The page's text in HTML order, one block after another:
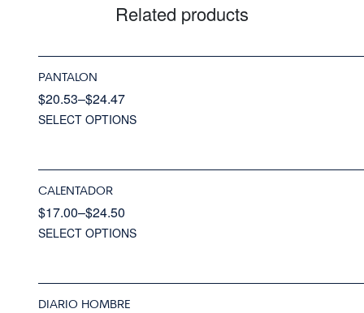
Related products
PANTALON
$20.53–$24.47
SELECT OPTIONS
CALENTADOR
$17.00–$24.50
SELECT OPTIONS
DIARIO HOMBRE